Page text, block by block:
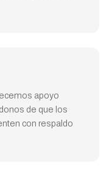
apoyo
de que los
con respaldo